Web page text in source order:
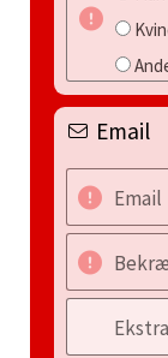
Email
Email